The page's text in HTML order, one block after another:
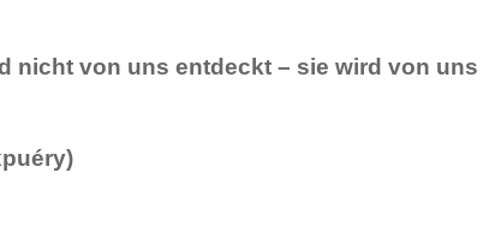
nicht von uns entdeckt – sie wird von uns